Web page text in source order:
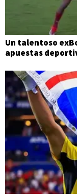
Un talentoso
apuestas